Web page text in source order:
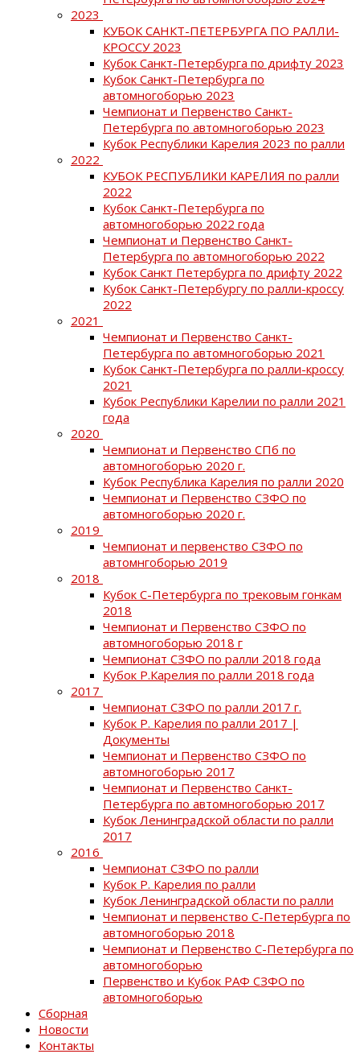
2023
КУБОК САНКТ-ПЕТЕРБУРГА ПО РАЛЛИ-
КРОССУ 2023
Кубок Санкт-Петербурга по дрифту 2023
Кубок Санкт-Петербурга по
автомногоборью 2023
Чемпионат и Первенство Санкт-
Петербурга по автомногоборью 2023
Кубок Республики Карелия 2023 по ралли
2022
КУБОК РЕСПУБЛИКИ КАРЕЛИЯ по ралли
2022
Кубок Санкт-Петербурга по
автомногоборью 2022 года
Чемпионат и Первенство Санкт-
Петербурга по автомногоборью 2022
Кубок Санкт Петербурга по дрифту 2022
Кубок Санкт-Петербургу по ралли-кроссу
2022
2021
Чемпионат и Первенство Санкт-
Петербурга по автомногоборью 2021
Кубок Санкт-Петербурга по ралли-кроссу
2021
Кубок Республики Карелии по ралли 2021
года
2020
Чемпионат и Первенство СПб по
автомногоборью 2020 г.
Кубок Республика Карелия по ралли 2020
Чемпионат и Первенство СЗФО по
автомногоборью 2020 г.
2019
Чемпионат и первенство СЗФО по
автомнгоборью 2019
2018
Кубок С-Петербурга по трековым гонкам
2018
Чемпионат и Первенство СЗФО по
автомногоборью 2018 г
Чемпионат СЗФО по ралли 2018 года
Кубок Р.Карелия по ралли 2018 года
2017
Чемпионат СЗФО по ралли 2017 г.
Кубок Р. Карелия по ралли 2017 |
Документы
Чемпионат и Первенство СЗФО по
автомногоборью 2017
Чемпионат и Первенство Санкт-
Петербурга по автомногоборью 2017
Кубок Ленинградской области по ралли
2017
2016
Чемпионат СЗФО по ралли
Кубок Р. Карелия по ралли
Кубок Ленинградской области по ралли
Чемпионат и первенство С-Петербурга по
автомногоборью 2018
Чемпионат и Первенство С-Петербурга по
автомногоборью
Первенство и Кубок РАФ СЗФО по
автомногоборью
Сборная
Новости
Контакты